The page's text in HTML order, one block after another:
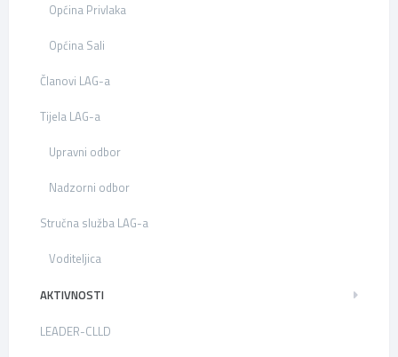
Općina Privlaka
Općina Sali
Članovi LAG-a
Tijela LAG-a
Upravni odbor
Nadzorni odbor
Stručna služba LAG-a
Voditeljica
AKTIVNOSTI
LEADER-CLLD